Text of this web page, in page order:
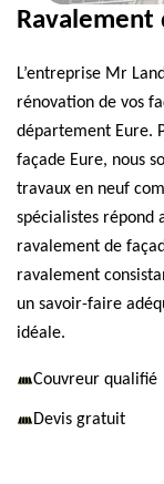
Ravalement
L’entreprise Mr
rénovation de vos
département Eure.
façade Eure, nous
travaux en neuf
spécialistes répond
ravalement de
ravalement
un savoir-faire
idéale.
Couvreur qualifié
Devis gratuit